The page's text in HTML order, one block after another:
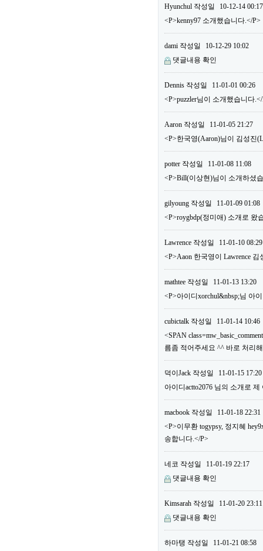
Hyunchul 작성일
10-12-14 00:17
<P>kenny97 소개했습니다.</P>
dami 작성일
10-12-29 10:02
댓글내용 확인
Dennis 작성일
11-01-01 00:26
<P>puzzler님이 소개했습니다
Aaron 작성일
11-01-05 21:27
<P>한국영(Aaron)님이 김성진
potter 작성일
11-01-08 11:08
<P>Bill(이상현)님이 소개하셨
gilyoung 작성일
11-01-09 01:08
<P>roygbdp(정미애) 소개로 왔
Lawrence 작성일
11-01-10 08:29
<P>Aaon 한국영이 Lawrence
mathtee 작성일
11-01-13 13:20
<P>아이디xorchul&nbsp;님 아
cubictalk 작성일
11-01-14 10:46
<SPAN
름좀 적어주세요 ^^ 바로 처리
덕이Jack 작성일
11-01-15 17:20
아이디actto2076 님의 소개로
macbook 작성일
11-01-18 22:31
<P>이무환 togypsy, 정지혜
송합니다.</P>
네코 작성일
11-01-19 22:17
댓글내용 확인
Kimsarah 작성일
11-01-20 23:11
댓글내용 확인
하마탱 작성일
11-01-21 08:58